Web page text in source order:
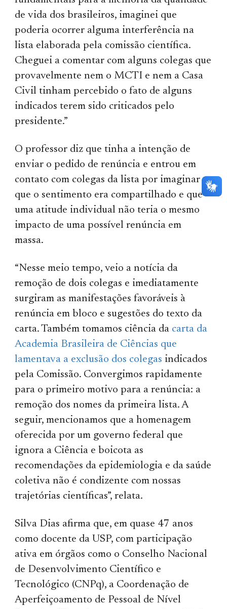
de vida dos brasileiros, imaginei que
poderia ocorrer alguma interferência na
lista elaborada pela comissão científica.
Cheguei a comentar com alguns colegas que
provavelmente nem o MCTI e nem a Casa
Civil tinham percebido o fato de alguns
indicados terem sido criticados pelo
presidente.”
O professor diz que tinha a intenção de
enviar o pedido de renúncia e entrou em
contato com colegas da lista por imaginar
que o sentimento era compartilhado e que
uma atitude individual não teria o mesmo
impacto de uma possível renúncia em
massa.
“Nesse meio tempo, veio a notícia da
remoção de dois colegas e imediatamente
surgiram as manifestações favoráveis à
renúncia em bloco e sugestões do texto da
carta. Também tomamos ciência da carta da
Academia Brasileira de Ciências que
lamentava a exclusão dos colegas indicados
pela Comissão. Convergimos rapidamente
para o primeiro motivo para a renúncia: a
remoção dos nomes da primeira lista. A
seguir, mencionamos que a homenagem
oferecida por um governo federal que
ignora a Ciência e boicota as
recomendações da epidemiologia e da saúde
coletiva não é condizente com nossas
trajetórias científicas”, relata.
Silva Dias afirma que, em quase 47 anos
como docente da USP, com participação
ativa em órgãos como o Conselho Nacional
de Desenvolvimento Científico e
Tecnológico (CNPq), a Coordenação de
Aperfeiçoamento de Pessoal de Nível